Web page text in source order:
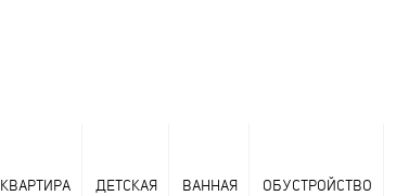
КВАРТИРА ДЕТСКАЯ ВАННАЯ ОБУСТРОЙСТВО